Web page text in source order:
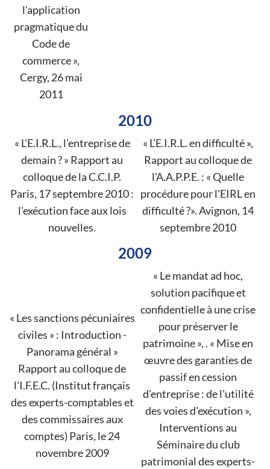
l'application
pragmatique du
Code de
commerce »,
Cergy, 26 mai
2011
2010
« L'E.I.R.L., l'entreprise de
demain ? » Rapport au
colloque de la C.C.I.P.
Paris, 17 septembre 2010 :
l'exécution face aux lois
nouvelles.
« L'E.I.R.L. en difficulté »,
Rapport au colloque de
l'A.A.P.P.E. : « Quelle
procédure pour l'EIRL en
difficulté ?». Avignon, 14
septembre 2010
2009
« Les sanctions pécuniaires
civiles » : Introduction -
Panorama général »
Rapport au colloque de
l'I.F.E.C. (Institut français
des experts-comptables et
des commissaires aux
comptes) Paris, le 24
novembre 2009
« Le mandat ad hoc,
solution pacifique et
confidentielle à une crise
pour préserver le
patrimoine », . « Mise en
œuvre des garanties de
passif en cession
d'entreprise : de l'utilité
des voies d'exécution »,
Interventions au
Séminaire du club
patrimonial des experts-